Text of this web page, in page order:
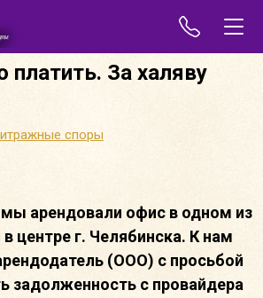
платить. За халяву
споры
арендовали офис в одном из
центре г. Челябинска. К нам
(ООО) с просьбой
задолженность с провайдера